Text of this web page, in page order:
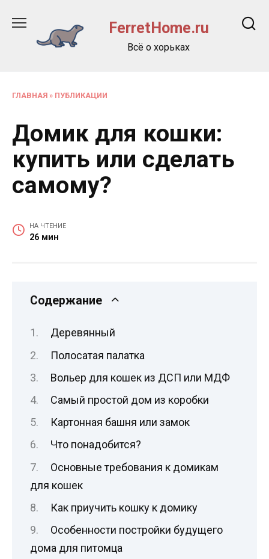
содержанию
FerretHome.ru
Всё о хорьках
ГЛАВНАЯ » ПУБЛИКАЦИИ
Домик для кошки:
купить или сделать
самому?
НА ЧТЕНИЕ
26 мин
Содержание
Деревянный
Полосатая палатка
Вольер для кошек из ДСП или МДФ
Самый простой дом из коробки
Картонная башня или замок
Что понадобится?
Основные требования к домикам
для кошек
Как приучить кошку к домику
Особенности постройки будущего
дома для питомца